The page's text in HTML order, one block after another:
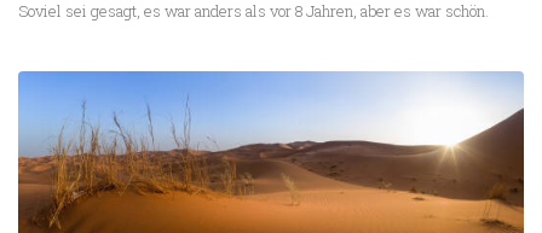
Soviel sei gesagt, es war anders als vor 8 Jahren, aber es war schön.